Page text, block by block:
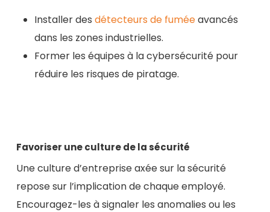
Installer des détecteurs de fuméeavancés
dans les zones industrielles.
Former les équipes à la cybersécurité pour
réduire les risques de piratage.
Favoriser une culture de la sécurité
Une culture d’entreprise axée sur la sécurité
repose sur l’implication de chaque employé.
Encouragez-les à signaler les anomalies ou les